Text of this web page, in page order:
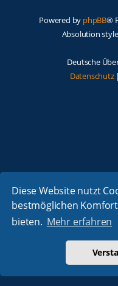
Diese Website nutzt
bestmöglichen
bieten. Mehr erfahren
Powered by phpBB®
Absolution
Deutsche
Datenschutz|